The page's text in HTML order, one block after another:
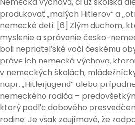
Nemecká výchova, či už školská
produkovať „malých Hitlerov“ a
nemecké deti. [6] Zlým duchom,
myslenie a správanie česko-
boli nepriateľské voči českému
práve ich nemecká výchova,
v nemeckých školách,
napr. „Hitlerjugend” alebo
nemeckého rodiča –
ktorý podľa dobového
rodine. Je však zaujímavé, že